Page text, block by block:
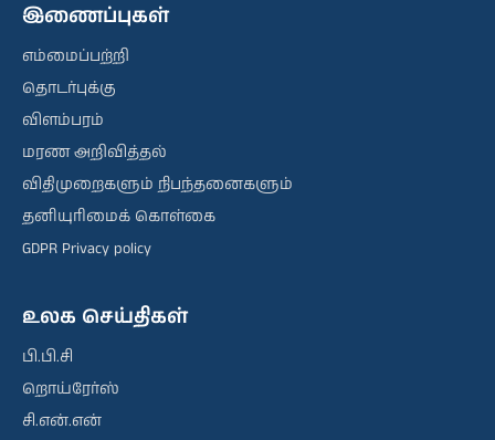
இணைப்புகள்
எம்மைப்பற்றி
தொடர்புக்கு
விளம்பரம்
மரண அறிவித்தல்
விதிமுறைகளும் நிபந்தனைகளும்
தனியுரிமைக் கொள்கை
GDPR Privacy policy
உலக செய்திகள்
பி.பி.சி
றொய்ரேர்ஸ்
சி.என்.என்